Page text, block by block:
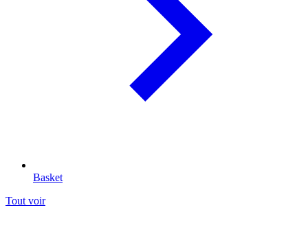
Basket
Tout voir